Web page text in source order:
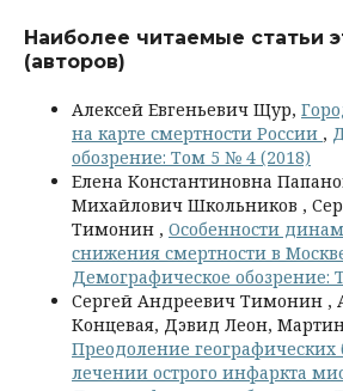
Наиболее читаемые статьи
(авторов)
Алексей Евгеньевич Щур,
на карте смертности России ,
обозрение: Том 5 № 4 (2018)
Елена Константиновна
Михайлович Школьников ,
Тимонин , Особенности
снижения смертности в
Демографическое обозрение:
Сергей Андреевич Тимонин ,
Концевая, Дэвид Леон,
Преодоление географических
лечении острого инфаркта